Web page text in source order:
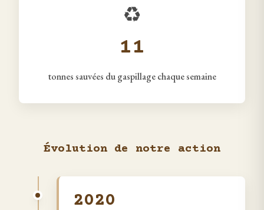
♻️
11
tonnes sauvées du gaspillage chaque semaine
Évolution de notre action
2020